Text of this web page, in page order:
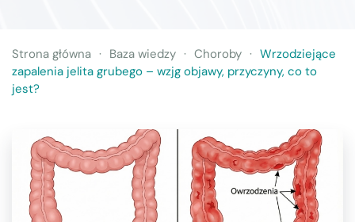
Strona główna Baza wiedzy Choroby
Wrzodziejące
zapalenia jelita grubego – wzjg objawy, przyczyny, co to
jest?